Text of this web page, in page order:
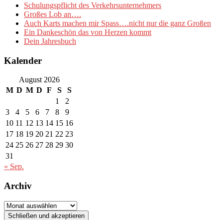
Schulungspflicht des Verkehrsunternehmers
Großes Lob an….
Auch Karts machen mir Spass….nicht nur die ganz Großen
Ein Dankeschön das von Herzen kommt
Dein Jahresbuch
Kalender
August 2026
M D M D F S
S
1
2
3
4 5 6 7 8
9
10 11 12 13 14 15 16
17 18 19 20 21 22 23
24 25 26 27 28 29 30
31
« Sep.
Archiv
Archiv